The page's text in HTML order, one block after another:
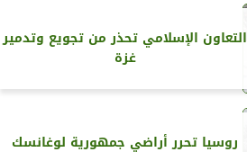
التعاون الإسلامي تحذر من تجويع وتدمير
غزة
روسيا تحرر أراضي جمهورية لوغانسك